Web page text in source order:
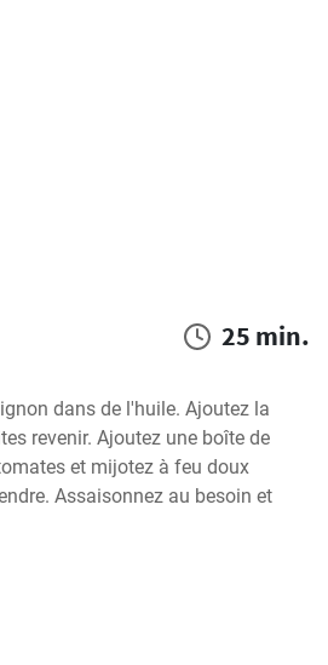
25 min.
dans de l'huile. Ajoutez la
revenir. Ajoutez une boîte de
et mijotez à feu doux
Assaisonnez au besoin et